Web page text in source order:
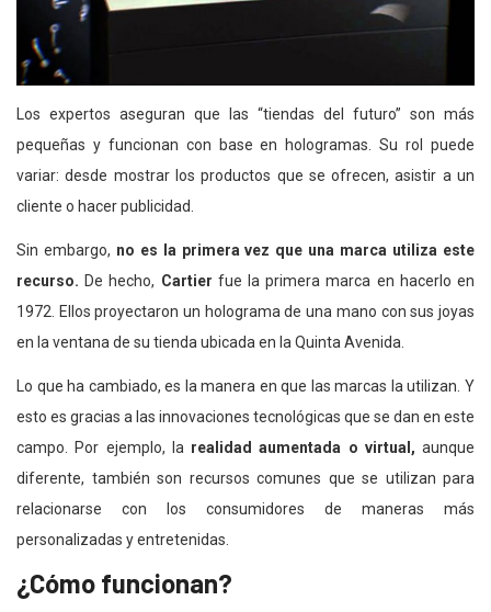
Los expertos aseguran que las “tiendas del futuro” son más
pequeñas y funcionan con base en hologramas. Su rol puede
variar: desde mostrar los productos que se ofrecen, asistir a un
cliente o hacer publicidad.
Sin embargo, no es la primera vez que una marca utiliza este
recurso. De hecho, Cartier fue la primera marca en hacerlo en
1972. Ellos proyectaron un holograma de una mano con sus joyas
en la ventana de su tienda ubicada en la Quinta Avenida.
Lo que ha cambiado, es la manera en que las marcas la utilizan. Y
esto es gracias a las innovaciones tecnológicas que se dan en este
campo. Por ejemplo, la realidad aumentada o virtual, aunque
diferente, también son recursos comunes que se utilizan para
relacionarse con los consumidores de maneras más
personalizadas y entretenidas.
¿Cómo funcionan?